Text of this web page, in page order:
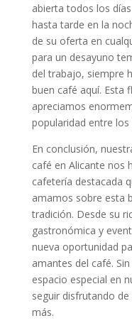
abierta todos los
hasta tarde en la
de su oferta en
para un desayuno
del trabajo, siempre
buen café aquí. Esta
apreciamos
popularidad entre
En conclusión,
café en Alicante nos
cafetería destacada
amamos sobre esta
tradición. Desde su
gastronómica y
nueva oportunidad
amantes del café.
espacio especial en
seguir disfrutando
más.